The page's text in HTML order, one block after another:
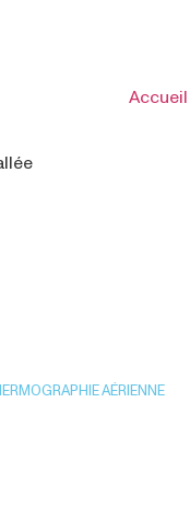
Accueil
AÉRIENNE